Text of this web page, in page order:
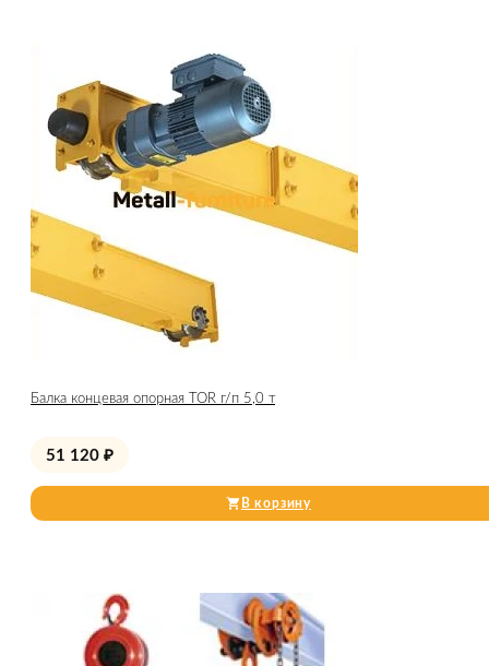
Балка концевая опорная TOR г/п 5,0 т
51 120 ₽
В корзину